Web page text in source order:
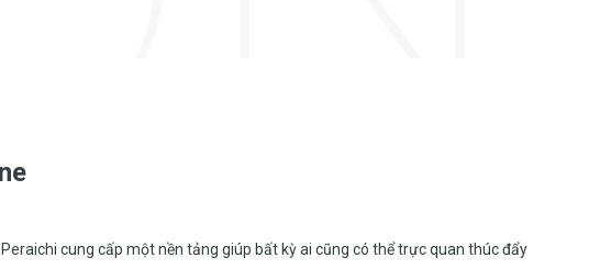
cung cấp một nền tảng giúp bất kỳ ai cũng có thể trực quan thúc đẩy